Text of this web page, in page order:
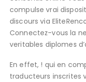
compulse vrai
discours via
Connectez-vous la
veritables diplomes
En effet, ! qui en
traducteurs inscrites